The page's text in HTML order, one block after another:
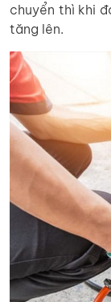
chuyển thì khi
tăng lên.